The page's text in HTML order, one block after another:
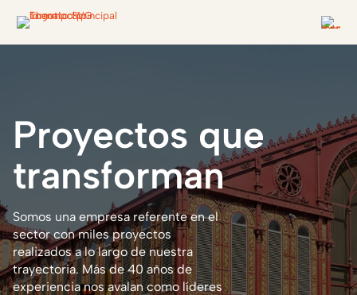
Proyectos que
transforman
Somos una empresa referente en el
sector con miles proyectos
realizados a lo largo de nuestra
trayectoria. Más de 40 años de
experiencia nos avalan como líderes